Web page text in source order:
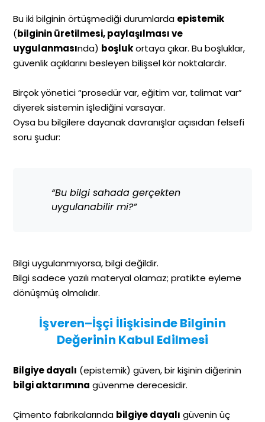
Bu iki bilginin örtüşmediği durumlarda epistemik
(bilginin üretilmesi, paylaşılması ve
uygulanmasında) boşlukortaya çıkar. Bu boşluklar,
güvenlik açıklarını besleyen bilişsel kör noktalardır.
Birçok yönetici “prosedür var, eğitim var, talimat var”
diyerek sistemin işlediğini varsayar.
Oysa bu bilgilere dayanak davranışlar açısıdan felsefi
soru şudur:
“Bu bilgi sahada gerçekten
uygulanabilir mi?”
Bilgi uygulanmıyorsa, bilgi değildir.
Bilgi sadece yazılı materyal olamaz; pratikte eyleme
dönüşmüş olmalıdır.
İşveren–İşçi İlişkisinde Bilginin
Değerinin Kabul Edilmesi
Bilgiye dayalı (epistemik) güven, bir kişinin diğerinin
bilgi aktarımına güvenme derecesidir.
Çimento fabrikalarında bilgiye dayalı güvenin üç